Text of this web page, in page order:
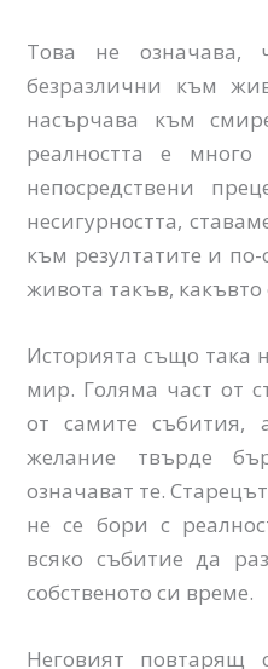
Това не означава,
безразлични към
насърчава към
реалността е
непосредствени
несигурността,
към резултатите и
живота такъв,
Историята също така
мир. Голяма част от
от самите събития,
желание твърде
означават те.
не се бори с
всяко събитие да
собственото си време.
Неговият повтарящ